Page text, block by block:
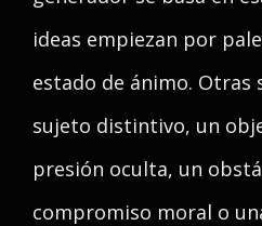
ideas empiezan por
estado de ánimo. Otras
sujeto distintivo, un
presión oculta, un
compromiso moral o